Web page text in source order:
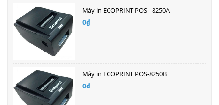
Máy in ECOPRINT POS - 8250A
0₫
Máy in ECOPRINT POS-8250B
0₫